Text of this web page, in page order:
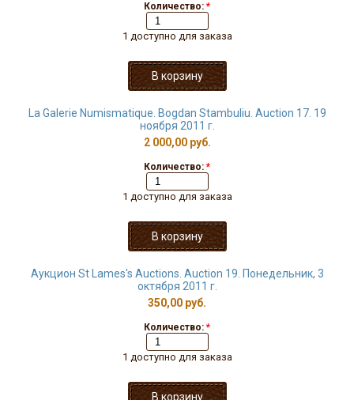
Количество: *
1 доступно для заказа
La Galerie Numismatique. Bogdan Stambuliu. Auction 17. 19
ноября 2011 г.
2 000,00 руб.
Количество: *
1 доступно для заказа
Аукцион St Lames's Auctions. Auction 19. Понедельник, 3
октября 2011 г.
350,00 руб.
Количество: *
1 доступно для заказа